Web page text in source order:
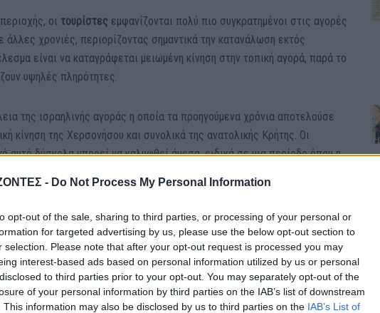
- Do Not Process My Personal Information
opt-out of the sale, sharing to third parties, or processing of your personal or
for targeted advertising by us, please use the below opt-out section to
selection. Please note that after your opt-out request is processed you may
interest-based ads based on personal information utilized by us or personal
to third parties prior to your opt-out. You may separately opt-out of the
of your personal information by third parties on the IAB’s list of downstream
This information may also be disclosed by us to third parties on the IAB’s List of
οιτουρίστες εμφανίζονται πολύ πιο συγκρατημένοι στις αγορές
χρονιές, περιορίζοντας σημαντικά την κατανάλωση εκτός
είναι να καταγράφεται μειωμένη κίνηση στην τοπική αγορά, παρά το
υψηλές πληρότητες.
της ισραηλινής αγοράς η οποία τα προηγούμενα χρόνια αποτελούσε
κίνηση της Χερσονήσου και συνολικά της ανατολικής Κρήτης. Οι
αυτό δύσκολα μπορεί να καλυφθεί άμεσα, ειδικά σε μια περίοδο όπου η
τη συμπεριφορά των ταξιδιωτών και την καταναλωτική τους